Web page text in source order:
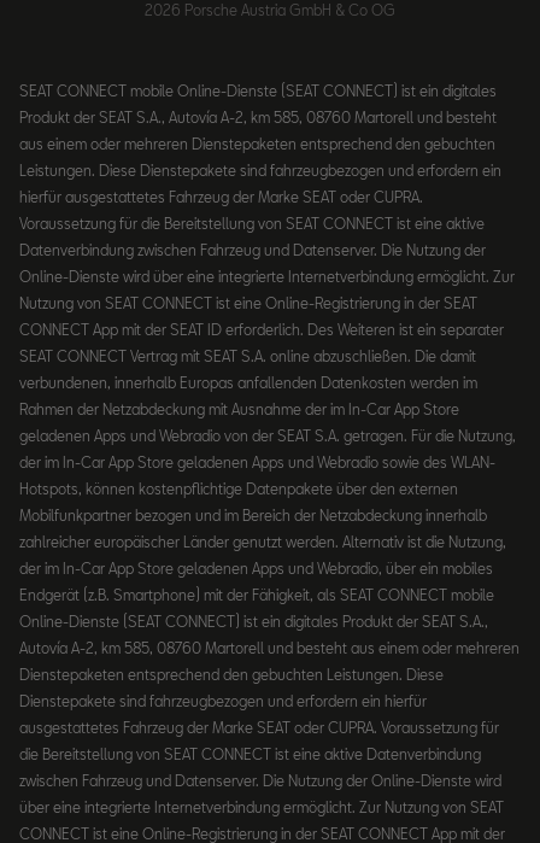
2026 Porsche Austria GmbH & Co OG
SEAT CONNECT mobile Online-Dienste (SEAT CONNECT) ist ein digitales
Produkt der SEAT S.A., Autovía A-2, km 585, 08760 Martorell und besteht
aus einem oder mehreren Dienstepaketen entsprechend den gebuchten
Leistungen. Diese Dienstepakete sind fahrzeugbezogen und erfordern ein
hierfür ausgestattetes Fahrzeug der Marke SEAT oder CUPRA.
Voraussetzung für die Bereitstellung von SEAT CONNECT ist eine aktive
Datenverbindung zwischen Fahrzeug und Datenserver. Die Nutzung der
Online-Dienste wird über eine integrierte Internetverbindung ermöglicht. Zur
Nutzung von SEAT CONNECT ist eine Online-Registrierung in der SEAT
CONNECT App mit der SEAT ID erforderlich. Des Weiteren ist ein separater
SEAT CONNECT Vertrag mit SEAT S.A. online abzuschließen. Die damit
verbundenen, innerhalb Europas anfallenden Datenkosten werden im
Rahmen der Netzabdeckung mit Ausnahme der im In-Car App Store
geladenen Apps und Webradio von der SEAT S.A. getragen. Für die Nutzung,
der im In-Car App Store geladenen Apps und Webradio sowie des WLAN-
Hotspots, können kostenpflichtige Datenpakete über den externen
Mobilfunkpartner bezogen und im Bereich der Netzabdeckung innerhalb
zahlreicher europäischer Länder genutzt werden. Alternativ ist die Nutzung,
der im In-Car App Store geladenen Apps und Webradio, über ein mobiles
Endgerät (z.B. Smartphone) mit der Fähigkeit, als SEAT CONNECT mobile
Online-Dienste (SEAT CONNECT) ist ein digitales Produkt der SEAT S.A.,
Autovía A-2, km 585, 08760 Martorell und besteht aus einem oder mehreren
Dienstepaketen entsprechend den gebuchten Leistungen. Diese
Dienstepakete sind fahrzeugbezogen und erfordern ein hierfür
ausgestattetes Fahrzeug der Marke SEAT oder CUPRA. Voraussetzung für
die Bereitstellung von SEAT CONNECT ist eine aktive Datenverbindung
zwischen Fahrzeug und Datenserver. Die Nutzung der Online-Dienste wird
über eine integrierte Internetverbindung ermöglicht. Zur Nutzung von SEAT
CONNECT ist eine Online-Registrierung in der SEAT CONNECT App mit der